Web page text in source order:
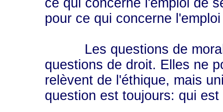
ce qui concerne l'emploi de
pour ce qui concerne
Les questions de morale
questions de droit. Elles ne
relèvent de l'éthique, mais
question est toujours: qui